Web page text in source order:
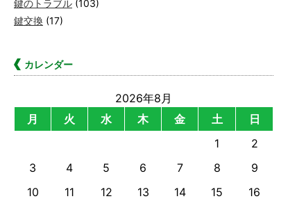
鍵のトラブル (103)
鍵交換 (17)
カレンダー
2026年8月
月
火 水 木 金 土
日
1
2
3
4 5 6 7 8
9
10
11 12 13 14 15
16